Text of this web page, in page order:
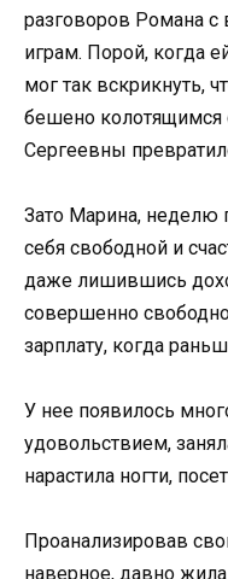
разговоров Романа с
играм. Порой, когда
мог так вскрикнуть,
бешено
Сергеевны
Зато Марина, неделю
себя свободной и
даже лишившись
совершенно
зарплату, когда
У нее появилось
удовольствием,
нарастила ногти,
Проанализировав
наверное, давно